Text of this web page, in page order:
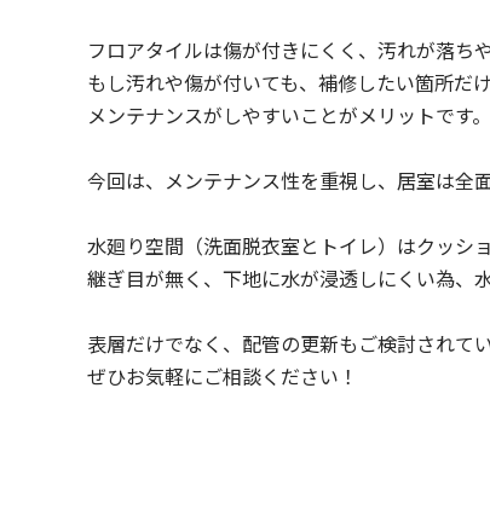
フロアタイルは傷が付きにくく、汚れが落ち
もし汚れや傷が付いても、補修したい箇所だ
メンテナンスがしやすいことがメリットです。
今回は、メンテナンス性を重視し、居室は全
水廻り空間（洗面脱衣室とトイレ）はクッシ
継ぎ目が無く、下地に水が浸透しにくい為、
表層だけでなく、配管の更新もご検討されて
ぜひお気軽にご相談ください！